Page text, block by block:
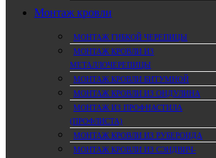
Монтаж кровли
МОНТАЖ ГИБКОЙ ЧЕРЕПИЦЫ
МОНТАЖ КРОВЛИ ИЗ
МЕТАЛЛОЧЕРЕПИЦЫ
МОНТАЖ КРОВЛИ БИТУМНОЙ
МОНТАЖ КРОВЛИ ИЗ ОНДУЛИНА
МОНТАЖ ИЗ ПРОФНАСТИЛА
(ПРОФЛИСТА)
МОНТАЖ КРОВЛИ ИЗ РУБЕРОИДА
МОНТАЖ КРОВЛИ ИЗ СЭНДВИЧ-